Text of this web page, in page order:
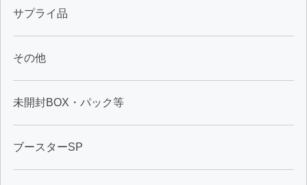
サプライ品
その他
未開封BOX・パック等
ブースターSP